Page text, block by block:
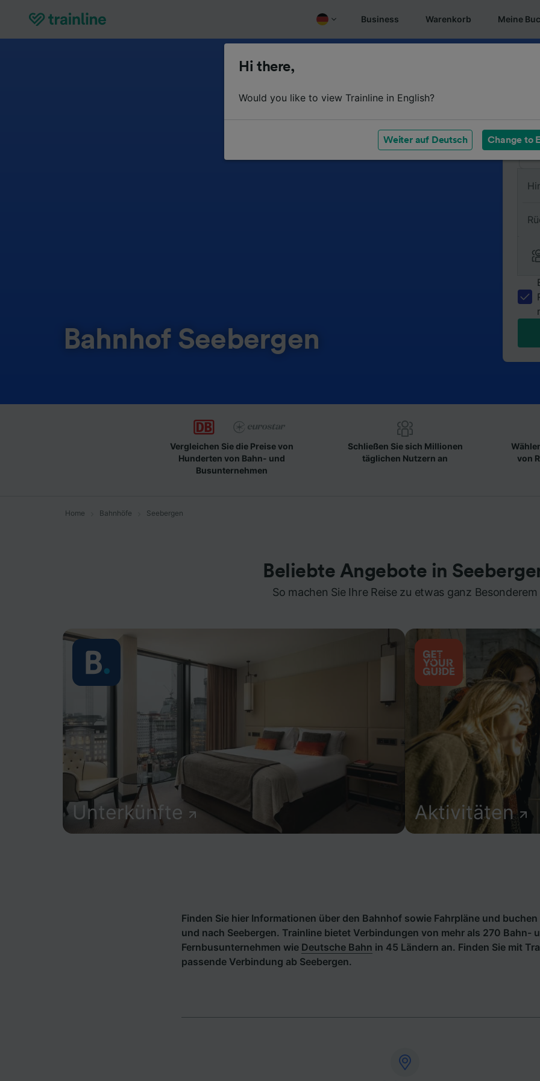
Business Warenkorb Meine
Bahnhof Seebergen
Vergleichen Sie die Preise von
Hunderten von Bahn- und
Busunternehmen
Schließen Sie sich Millionen
täglichen Nutzern an
von
Home Bahnhöfe Seebergen
Beliebte Angebote in
So machen Sie Ihre Reise zu etwas ganz Besonderem
Unterkünfte Aktivitäten
Finden Sie hier Informationen über den Bahnhof sowie Fahrpläne und
und nach Seebergen. Trainline bietet Verbindungen von mehr als 270 Bahn-
Fernbusunternehmen wie Deutsche Bahn in 45 Ländern an. Finden Sie mit
passende Verbindung ab Seebergen.
Hi there,
Would you like to view Trainline in English?
Weiter auf Deutsch Change to